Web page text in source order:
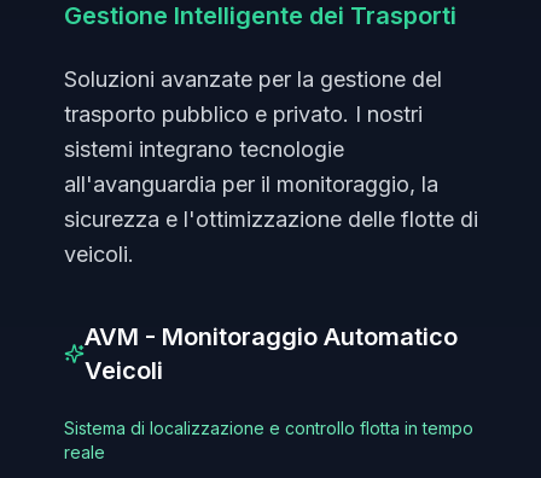
Gestione Intelligente dei Trasporti
Soluzioni avanzate per la gestione del
trasporto pubblico e privato. I nostri
sistemi integrano tecnologie
all'avanguardia per il monitoraggio, la
sicurezza e l'ottimizzazione delle flotte di
veicoli.
AVM - Monitoraggio Automatico
Veicoli
Sistema di localizzazione e controllo flotta in tempo
reale